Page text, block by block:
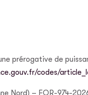
prérogative de
codes/